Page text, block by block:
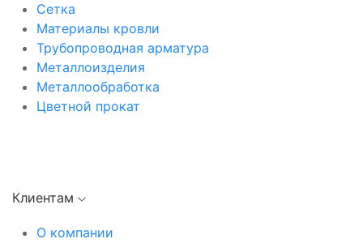
Сетка
Материалы кровли
Трубопроводная арматура
Металлоизделия
Металлообработка
Цветной прокат
Клиентам
О компании